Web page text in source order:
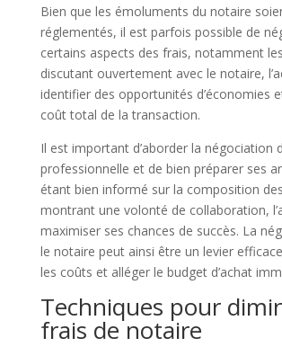
Bien que les émoluments du notaire
réglementés, il est parfois possible de
certains aspects des frais, notamment
discutant ouvertement avec le notaire,
identifier des opportunités d’économies
coût total de la transaction.
Il est important d’aborder la négociation
professionnelle et de bien préparer ses
étant bien informé sur la composition
montrant une volonté de collaboration,
maximiser ses chances de succès. La
le notaire peut ainsi être un levier
les coûts et alléger le budget d’achat
Techniques pour
frais de notaire